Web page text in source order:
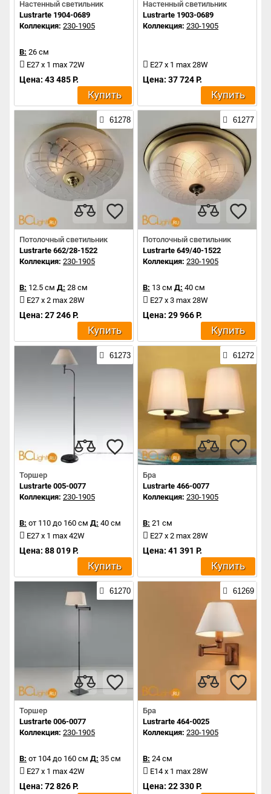
Настенный светильник
Lustrarte 1904-0689
Коллекция: 230-1905
В: 26 см
E27 x 1 max 72W
Цена: 43 485 Р.
Купить
Настенный светильник
Lustrarte 1903-0689
Коллекция: 230-1905
E27 x 1 max 28W
Цена: 37 724 Р.
Купить
61278
Потолочный светильник
Lustrarte 662/28-1522
Коллекция: 230-1905
В: 12.5 см Д: 28 см
E27 x 2 max 28W
Цена: 27 246 Р.
Купить
61277
Потолочный светильник
Lustrarte 649/40-1522
Коллекция: 230-1905
В: 13 см Д: 40 см
E27 x 3 max 28W
Цена: 29 966 Р.
Купить
61273
Торшер
Lustrarte 005-0077
Коллекция: 230-1905
В: от 110 до 160 см Д: 40 см
E27 x 1 max 42W
Цена: 88 019 Р.
Купить
61272
Бра
Lustrarte 466-0077
Коллекция: 230-1905
В: 21 см
E27 x 2 max 28W
Цена: 41 391 Р.
Купить
61270
Торшер
Lustrarte 006-0077
Коллекция: 230-1905
В: от 104 до 160 см Д: 35 см
E27 x 1 max 42W
Цена: 72 826 Р.
61269
Бра
Lustrarte 464-0025
Коллекция: 230-1905
В: 24 см
E14 x 1 max 28W
Цена: 22 330 Р.